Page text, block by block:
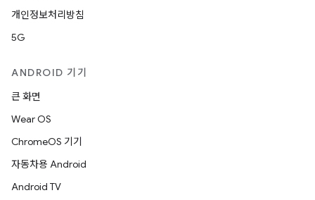
개인정보처리방침
5G
ANDROID 기기
큰 화면
Wear OS
ChromeOS 기기
자동차용 Android
Android TV